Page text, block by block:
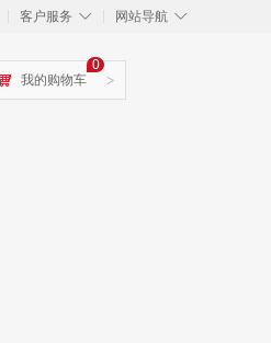
◇
客户服务 ◇
网站导航
>
0
我的购物车